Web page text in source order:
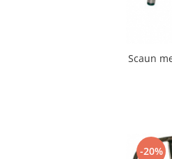
Scaun
-20%